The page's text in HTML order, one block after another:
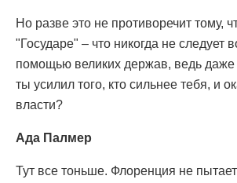
Но разве это не противоречит тому,
"Государе" – что никогда не следует
помощью великих держав, ведь даже
ты усилил того, кто сильнее тебя, и
власти?
Ада Палмер
Тут все тоньше. Флоренция не